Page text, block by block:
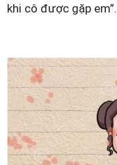
khi cô được gặp em”.